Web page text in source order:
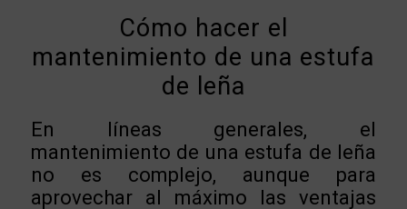
Cómo hacer el
mantenimiento de una estufa
de leña
En líneas generales, el
mantenimiento de una estufa de leña
no es complejo, aunque para
aprovechar al máximo las ventajas